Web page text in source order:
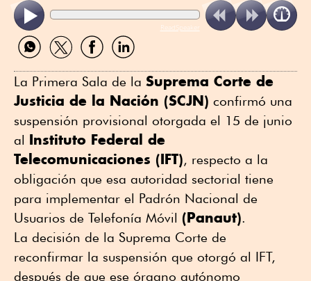
ReadSpeaker
Compartir
por
Compartir
por
Compartir
por
Compartir
por
La Primera Sala de la Suprema Corte de
Justicia de la Nación (SCJN) confirmó una
suspensión provisional otorgada el 15 de junio
al Instituto Federal de
Telecomunicaciones (IFT), respecto a la
obligación que esa autoridad sectorial tiene
para implementar el Padrón Nacional de
Usuarios de Telefonía Móvil (Panaut).
La decisión de la Suprema Corte de
reconfirmar la suspensión que otorgó al IFT,
después de que ese órgano autónomo